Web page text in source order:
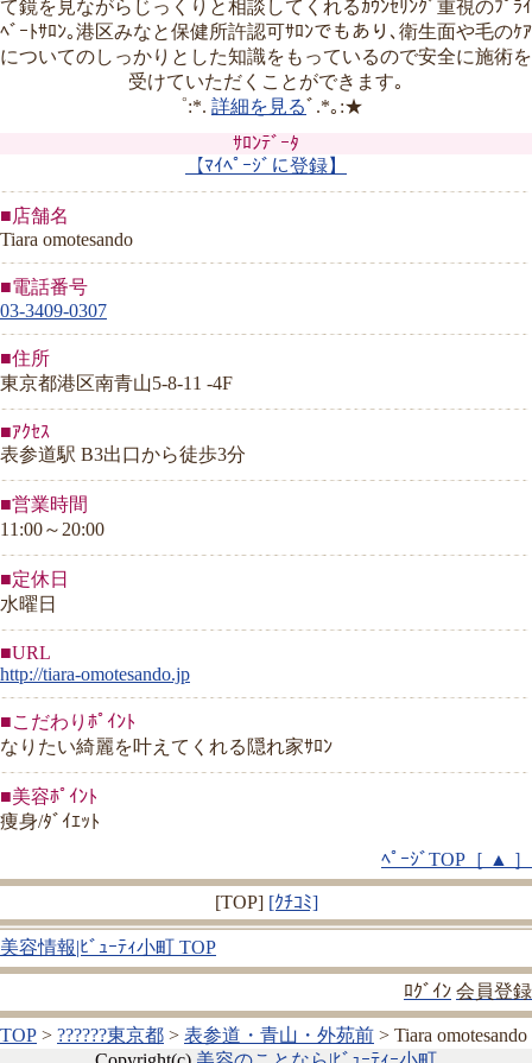
て鏡を見ながらじっくりと相談してくれるｶｳﾝｾﾘﾝｸﾞ重視のﾌﾟﾗｲ
ﾍﾞｰﾄｻﾛﾝ｡港区みなと保健所許認可ｻﾛﾝでもあり､衛生面や毛のｹｱ
についてのしっかりとした知識をもっているので安全に施術を
受けていただくことができます｡
゜:*. 詳細を見るﾞ.*｡:★
ｻﾛﾝﾃﾞｰﾀ
【ﾏｲﾍﾟｰｼﾞに登録】
■店舗名
Tiara omotesando
■電話番号
03-3409-0307
■住所
東京都港区南青山5-8-11 -4F
■ｱｸｾｽ
表参道駅 B3出口から徒歩3分
■営業時間
11:00～20:00
■定休日
水曜日
■URL
http://tiara-omotesando.jp
■こだわりﾎﾟｲﾝﾄ
なりたい綺麗を叶えてくれる隠れ家ｻﾛﾝ
■美容ﾎﾟｲﾝﾄ
痩身/ﾀﾞｲｴｯﾄ
ﾍﾟｰｼﾞTOP［ ▲ ］
[TOP] [ｸﾁｺﾐ]
美容情報|ﾋﾞｭｰﾃｨ小町 TOP
ﾛｸﾞｲﾝ 会員登録
TOP > ??????東京都 > 表参道・青山・外苑前 > Tiara omotesando